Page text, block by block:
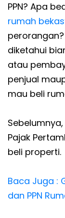
PPN? Apa
rumah bekas
perorangan?
diketahui biar
atau
penjual
mau beli
Pajak
beli properti.
Baca Juga :
dan PPN